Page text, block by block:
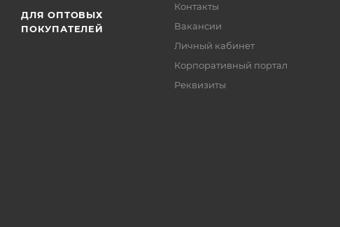
ДЛЯ ОПТОВЫХ
ПОКУПАТЕЛЕЙ
Контакты
Вакансии
Личный кабинет
Корпоративный портал
Реквизиты